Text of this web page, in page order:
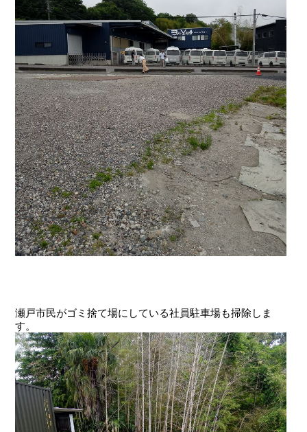
瀬戸市民がゴミ捨て場にしている社員駐車場も掃除しま
す。